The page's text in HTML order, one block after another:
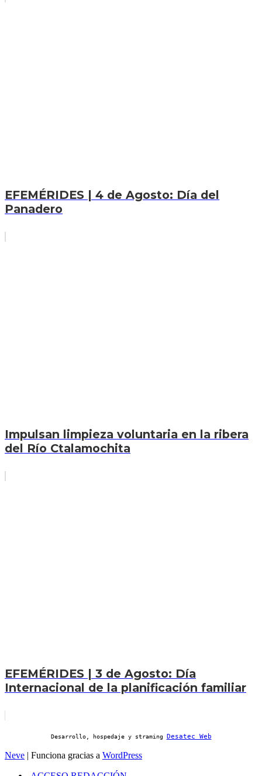
EFEMÉRIDES | 4 de Agosto: Día del
Panadero
Impulsan limpieza voluntaria en la ribera
del Río Ctalamochita
EFEMÉRIDES | 3 de Agosto: Día
Internacional de la planificación familiar
Desarrollo, hospedaje y straming Desatec Web
Neve | Funciona gracias a WordPress